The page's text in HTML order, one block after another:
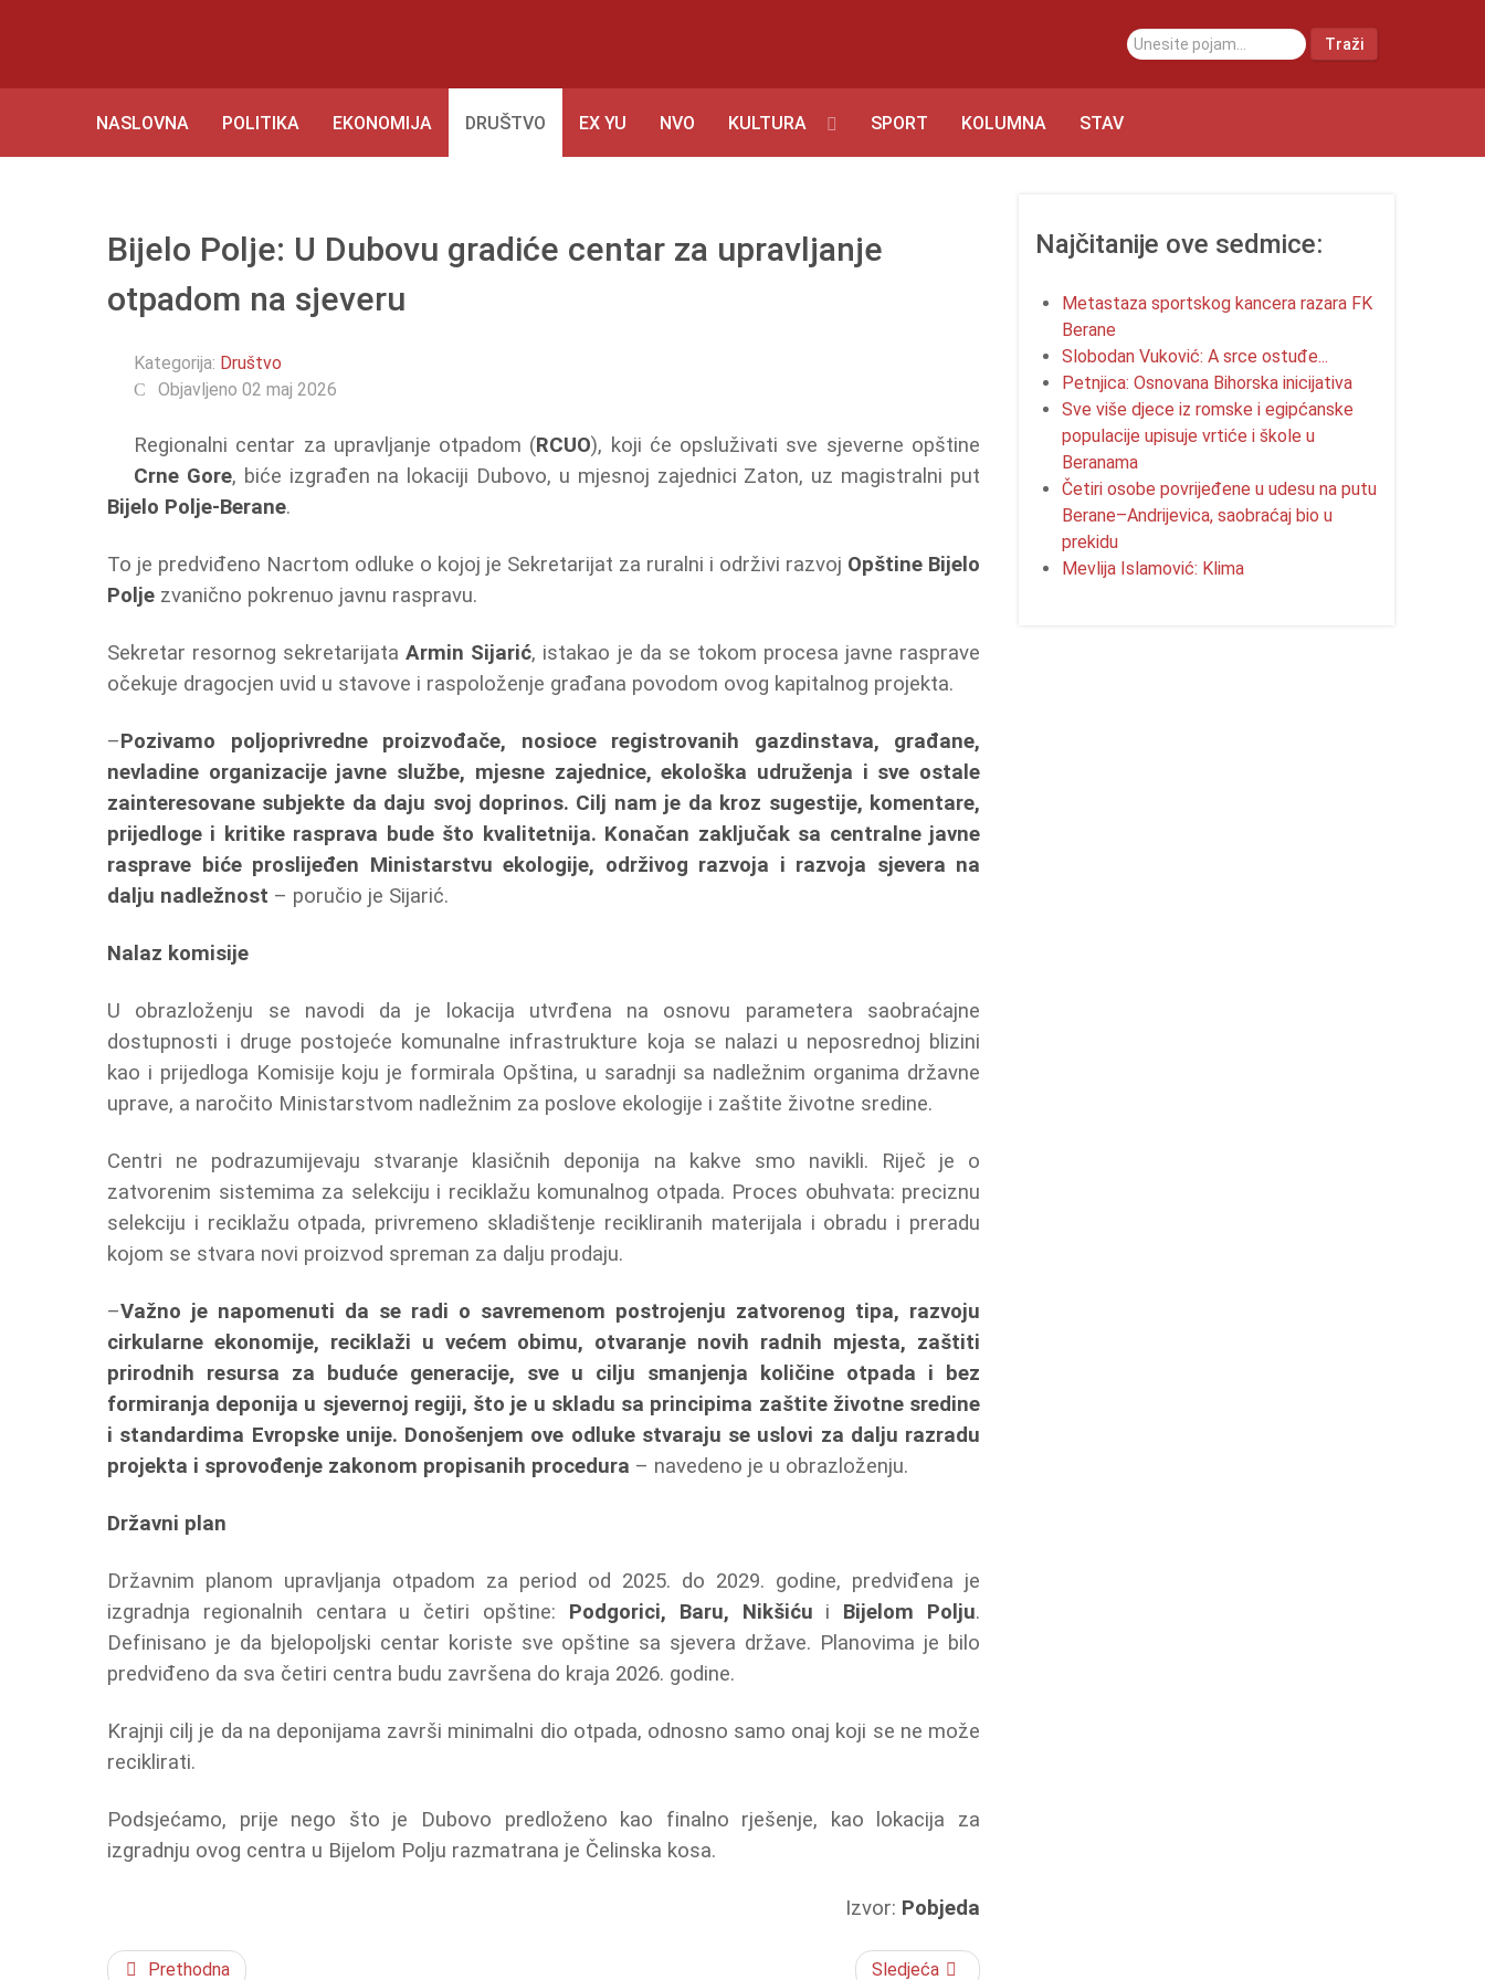
traži... Traži
NASLOVNA POLITIKA EKONOMIJA DRUŠTVO EX YU NVO KULTURA SPORT KOLUMNA STAV
Bijelo Polje: U Dubovu gradiće centar za upravljanje
otpadom na sjeveru
Kategorija: Društvo
Objavljeno 02 maj 2026
Regionalni centar za upravljanje otpadom (RCUO), koji će opsluživati sve sjeverne opštine
Crne Gore, biće izgrađen na lokaciji Dubovo, u mjesnoj zajednici Zaton, uz magistralni put
Bijelo Polje-Berane.
To je predviđeno Nacrtom odluke o kojoj je Sekretarijat za ruralni i održivi razvoj Opštine Bijelo
Polje zvanično pokrenuo javnu raspravu.
Sekretar resornog sekretarijataArmin Sijarić, istakao je da se tokom procesa javne rasprave
očekuje dragocjen uvid u stavove i raspoloženje građana povodom ovog kapitalnog projekta.
–Pozivamo poljoprivredne proizvođače, nosioce registrovanih gazdinstava, građane,
nevladine organizacije javne službe, mjesne zajednice, ekološka udruženja i sve ostale
zainteresovane subjekte da daju svoj doprinos. Cilj nam je da kroz sugestije, komentare,
prijedloge i kritike rasprava bude što kvalitetnija. Konačan zaključak sa centralne javne
rasprave biće proslijeđen Ministarstvu ekologije, održivog razvoja i razvoja sjevera na
dalju nadležnost – poručio je Sijarić.
Nalaz komisije
U obrazloženju se navodi da je lokacija utvrđena na osnovu parametera saobraćajne
dostupnosti i druge postojeće komunalne infrastrukture koja se nalazi u neposrednoj blizini
kao i prijedloga Komisije koju je formirala Opština, u saradnji sa nadležnim organima državne
uprave, a naročito Ministarstvom nadležnim za poslove ekologije i zaštite životne sredine.
Centri ne podrazumijevaju stvaranje klasičnih deponija na kakve smo navikli. Riječ je o
zatvorenim sistemima za selekciju i reciklažu komunalnog otpada. Proces obuhvata: preciznu
selekciju i reciklažu otpada, privremeno skladištenje recikliranih materijala i obradu i preradu
kojom se stvara novi proizvod spreman za dalju prodaju.
–Važno je napomenuti da se radi o savremenom postrojenju zatvorenog tipa, razvoju
cirkularne ekonomije, reciklaži u većem obimu, otvaranje novih radnih mjesta, zaštiti
prirodnih resursa za buduće generacije, sve u cilju smanjenja količine otpada i bez
formiranja deponija u sjevernoj regiji, što je u skladu sa principima zaštite životne sredine
i standardima Evropske unije. Donošenjem ove odluke stvaraju se uslovi za dalju razradu
projekta i sprovođenje zakonom propisanih procedura – navedeno je u obrazloženju.
Državni plan
Državnim planom upravljanja otpadom za period od 2025. do 2029. godine, predviđena je
izgradnja regionalnih centara u četiri opštine: Podgorici, Baru, Nikšiću i Bijelom Polju.
Definisano je da bjelopoljski centar koriste sve opštine sa sjevera države. Planovima je bilo
predviđeno da sva četiri centra budu završena do kraja 2026. godine.
Krajnji cilj je da na deponijama završi minimalni dio otpada, odnosno samo onaj koji se ne može
reciklirati.
Podsjećamo, prije nego što je Dubovo predloženo kao finalno rješenje, kao lokacija za
izgradnju ovog centra u Bijelom Polju razmatrana je Čelinska kosa.
Izvor: Pobjeda
Prethodna Sledjeća
Najčitanije ove sedmice:
Metastaza sportskog kancera razara FK
Berane
Slobodan Vuković: A srce ostuđe...
Petnjica: Osnovana Bihorska inicijativa
Sve više djece iz romske i egipćanske
populacije upisuje vrtiće i škole u
Beranama
Četiri osobe povrijeđene u udesu na putu
Berane–Andrijevica, saobraćaj bio u
prekidu
Mevlija Islamović: Klima